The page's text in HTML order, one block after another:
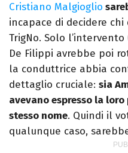
Cristiano Malgioglio
incapace di decidere
TrigNo. Solo
De Filippi avrebbe poi
la conduttrice abbia
dettaglio cruciale: sia
avevano espresso la
stesso nome. Quindi il
qualunque caso,